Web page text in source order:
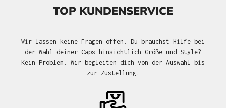
TOP KUNDENSERVICE
Wir lassen keine Fragen offen. Du brauchst Hilfe bei
der Wahl deiner Caps hinsichtlich Größe und Style?
Kein Problem. Wir begleiten dich von der Auswahl bis
zur Zustellung.